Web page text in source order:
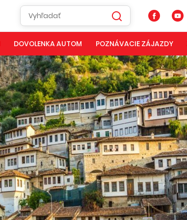
DOVOLENKA AUTOM POZNÁVACIE ZÁJAZDY